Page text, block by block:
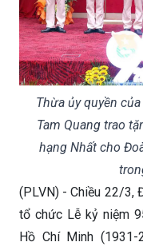
Thừa ủy quyền
Tam Quang trao
hạng Nhất cho
(PLVN) - Chiều 22/3,
tổ chức Lễ kỷ niệm
Hồ Chí Minh (1931-